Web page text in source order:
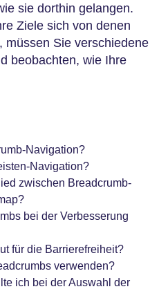
sie dorthin gelangen.
Ziele sich von denen
müssen Sie verschiedene
beobachten, wie Ihre
Navigation?
Navigation?
zwischen Breadcrumb-
bei der Verbesserung
für die Barrierefreiheit?
verwenden?
ich bei der Auswahl der